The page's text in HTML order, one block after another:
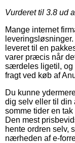
Vurderet til 3.8 ud
Mange internet
leveret til en
varer præcis når
særdeles ligetil, og
fragt ved køb af
Du kunne
dig selv eller til din
somme tider en
Den mest
hente ordren selv,
nærheden af e-